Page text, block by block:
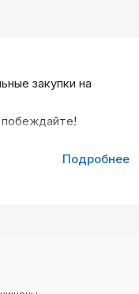
закупки на
побеждайте!
Подробнее